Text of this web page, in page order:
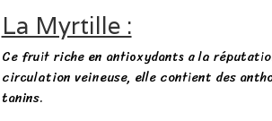
Myrtille
sans
pépins
90
La Myrtille :
Ce fruit riche en antioxydants a la
circulation veineuse, elle contient des
tanins.